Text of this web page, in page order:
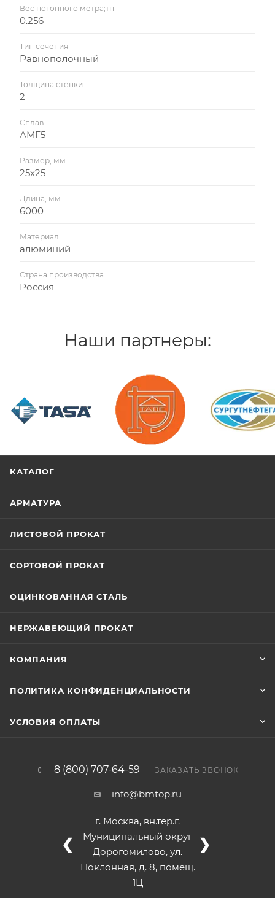
Вес погонного метра;тн
0.256
Тип сечения
Равнополочный
Толщина стенки
2
Сплав
АМГ5
Размер, мм
25х25
Длина, мм
6000
Материал
алюминий
Страна производства
Россия
Наши партнеры:
КАТАЛОГ
АРМАТУРА
ЛИСТОВОЙ ПРОКАТ
СОРТОВОЙ ПРОКАТ
ОЦИНКОВАННАЯ СТАЛЬ
НЕРЖАВЕЮЩИЙ ПРОКАТ
КОМПАНИЯ
ПОЛИТИКА КОНФИДЕНЦИАЛЬНОСТИ
УСЛОВИЯ ОПЛАТЫ
8 (800) 707-64-59 ЗАКАЗАТЬ ЗВОНОК
info@bmtop.ru
г. Москва, вн.тер.г.
Муниципальный округ
Дорогомилово, ул.
Поклонная, д. 8, помещ.
1Ц
❮ ❯